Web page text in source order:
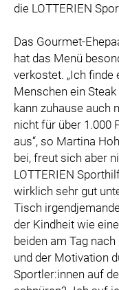
die LOTTERIEN
Das Gourmet-
hat das Menü
verkostet. „Ich finde
Menschen ein
kann zuhause auch
nicht für über 1.000
aus“, so Martina
bei, freut sich aber
LOTTERIEN
wirklich sehr gut
Tisch
der Kindheit wie
beiden am Tag
und der Motivation
Sportler:innen auf